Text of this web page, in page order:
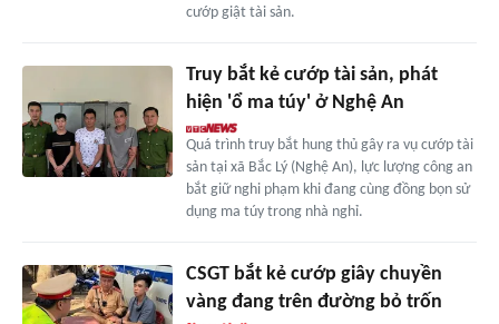
cướp giật tài sản.
Truy bắt kẻ cướp tài sản, phát
hiện 'ổ ma túy' ở Nghệ An
Quá trình truy bắt hung thủ gây ra vụ cướp tài
sản tại xã Bắc Lý (Nghệ An), lực lượng công an
bắt giữ nghi phạm khi đang cùng đồng bọn sử
dụng ma túy trong nhà nghỉ.
CSGT bắt kẻ cướp giây chuyền
vàng đang trên đường bỏ trốn